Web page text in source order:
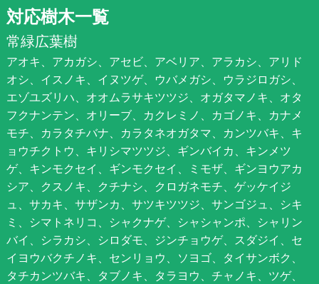
対応樹木一覧
常緑広葉樹
アオキ、アカガシ、アセビ、アベリア、アラカシ、アリド
オシ、イスノキ、イヌツゲ、ウバメガシ、ウラジロガシ、
エゾユズリハ、オオムラサキツツジ、オガタマノキ、オタ
フクナンテン、オリーブ、カクレミノ、カゴノキ、カナメ
モチ、カラタチバナ、カラタネオガタマ、カンツバキ、キ
ョウチクトウ、キリシマツツジ、ギンバイカ、キンメツ
ゲ、キンモクセイ、ギンモクセイ、ミモザ、ギンヨウアカ
シア、クスノキ、クチナシ、クロガネモチ、ゲッケイジ
ュ、サカキ、サザンカ、サツキツツジ、サンゴジュ、シキ
ミ、シマトネリコ、シャクナゲ、シャシャンポ、シャリン
バイ、シラカシ、シロダモ、ジンチョウゲ、スダジイ、セ
イヨウバクチノキ、センリョウ、ソヨゴ、タイサンボク、
タチカンツバキ、タブノキ、タラヨウ、チャノキ、ツゲ、